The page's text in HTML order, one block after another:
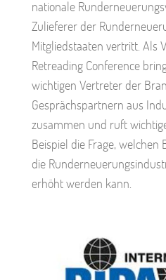
nationale
Zulieferer der
Mitgliedstaaten vertritt. Als
Retreading Conference
wichtigen Vertreter der
Gesprächspartnern aus
zusammen und ruft
Beispiel die Frage,
die
erhöht werden kann.